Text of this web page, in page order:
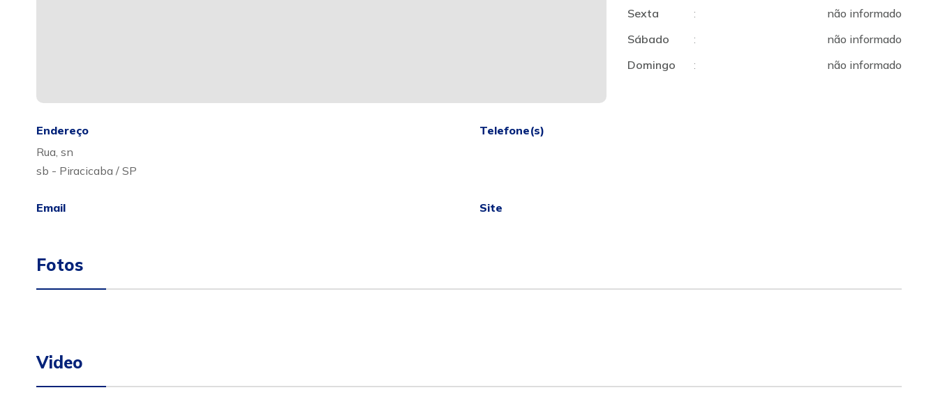
Sexta
:
não informado
Sábado
:
não informado
Domingo
: não informado
Endereço
Rua, sn
sb - Piracicaba / SP
Telefone(s)
Email Site
Fotos
Video